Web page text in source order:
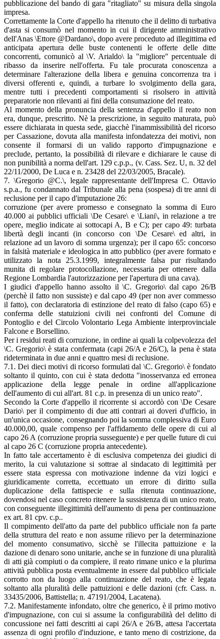
pubblicazione del bando di gara "ritagliato" su misura della singola
impresa.
Correttamente la Corte d'appello ha ritenuto che il delitto di turbativa
d'asta si consumò nel momento in cui il dirigente amministrativo
dell'Anas \Ettore @Dardano\, dopo avere proceduto ad illegittima ed
anticipata apertura delle buste contenenti le offerte delle ditte
concorrenti, comunicò al \V. Arialdo\ la "migliore" percentuale di
ribasso da inserire nell'offerta. Fu tale procurata conoscenza a
determinare l'alterazione della libera e genuina concorrenza tra i
diversi offerenti e, quindi, a turbare lo svolgimento della gara,
mentre tutti i precedenti comportamenti si risolsero in attività
preparatorie non rilevanti ai fini della consumazione del reato.
Al momento della pronuncia della sentenza d'appello il reato non
era, dunque, prescritto. Nè la prescrizione, in seguito maturata, può
essere dichiarata in questa sede, giacchè l'inammissibilità del ricorso
per Cassazione, dovuta alla manifesta infondatezza dei motivi, non
consente il formarsi di un valido rapporto d'impugnazione e
preclude, pertanto, la possibilità di rilevare e dichiarare le cause di
non punibilità a norma dell'art. 129 c.p.p., (v. Cass. Sez. U, n. 32 del
22/11/2000, De Luca e n. 23428 del 22/03/2005, Bracale).
7. \Gregorio @C.\, legale rappresentante dell'Impresa C. Ottavio
s.p.a., fu condannato dal Tribunale alla pena (sospesa) di tre anni di
reclusione per il capo d'imputazione 26:
corruzione (per avere promesso e consegnato la somma di Euro
40.000 ai pubblici ufficiali \De Cesare\ e \Liani\, in relazione a tre
opere, meglio indicate ai sottocapi A, B e C); per capo 49: turbata
libertà degli incanti (in concorso con \De Cesare\ ed altri, in
relazione ad un lavoro di somma urgenza); per il capo 65: concorso
in falsità materiale e ideologica in atto pubblico (per avere formato e
utilizzato la nota 25.3.1999, integralmente falsa pur risultando
munita di regolare protocollazione, necessaria per ottenere dalla
Regione Lombardia l'autorizzazione per l'apertura di una cava).
I giudici d'appello hanno assolto il \C. Gregorio\ dal capo 26/B
(perchè il fatto non sussiste) e dal capo 49 (per non aver commesso
il fatto), con declaratoria di estinzione del reato di falso (capo 65) e
conferma delle statuizioni civili nei confronti del Comune di
Pontoglio e del Circolo Volontario Lega Ambiente interprovinciale
Falcone e Borsellino.
Per i residui reati di corruzione, in ordine ai quali la colpevolezza del
\C. Gregorio\ è stata confermata (capi 26/A e 26/C), la pena è stata
rideterminata in due anni e quattro mesi di reclusione.
7.1. Dei dieci motivi di ricorso formulati dal \C. Gregorio\ è fondato
soltanto il quinto, con cui è stata dedotta "inosservanza ed erronea
applicazione della legge penale in ordine all'applicazione
dell'aumento di cui all'art. 81 c.p. in presenza di un unico reato".
Secondo la Corte d'appello il ricorrente si accordò con \De Cesare
Dario\ per il compimento di due atti contrari ai doveri d'ufficio, in
un'unica occasione, consegnando poi la somma complessiva di Euro
40.000,00, quale compenso per l'affidamento delle opere di cui al
capo 26 A (corruzione propria susseguente) e per quelle future di cui
al capo 26 C (corruzione propria antecedente).
In fatto tale accertamento è di esclusiva competenza dei giudici di
merito, la cui valutazione si sottrae al sindacato di legittimità per
essere stata espressa con motivazione indenne da vizi logici e
giuridicamente corretta, eccettuato un errore di diritto sulla
duplicazione della fattispecie e sulla ritenuta continuazione,
dovendosi nel caso concreto ritenere la sussistenza di un unico reato,
con conseguente illegittimità dell'aumento di pena per continuazione
ex art. 81 cpv. c.p..
Il compimento dell'atto da parte del pubblico ufficiale non fa parte
della struttura del reato e non assume rilievo per la determinazione
del momento consumativo, sicchè se l'illecita pattuizione e la
dazione di denaro sono unitarie, anche se in funzione di una pluralità
di atti già compiuti o da compiere, il reato rimane unico e la plurima
attività pubblica posta eventualmente in essere dal pubblico ufficiale
corrotto non da luogo alla continuazione del reato, che è legata
soltanto alla pluralità delle pattuizioni e delle dazioni (cfr. Cass. n.
33435/2006, Battistella; n. 47191/2004, Lacatena).
7.2. Manifestamente infondato, oltre che generico, è il primo motivo
d'impugnazione, con cui si assume la configurabilità del delitto di
concussione nei fatti descritti ai capi 26/A e 26/B, attesa l'accertata
assenza di ogni profilo d'induzione, e tanto meno di costrizione, da